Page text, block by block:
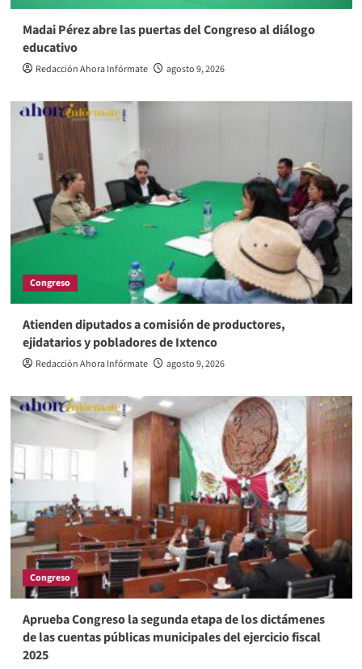
Madai Pérez abre las puertas del Congreso al diálogo
educativo
Redacción Ahora Infórmate agosto 9, 2026
Congreso
Atienden diputados a comisión de productores,
ejidatarios y pobladores de Ixtenco
Redacción Ahora Infórmate agosto 9, 2026
Congreso
Aprueba Congreso la segunda etapa de los dictámenes
de las cuentas públicas municipales del ejercicio fiscal
2025